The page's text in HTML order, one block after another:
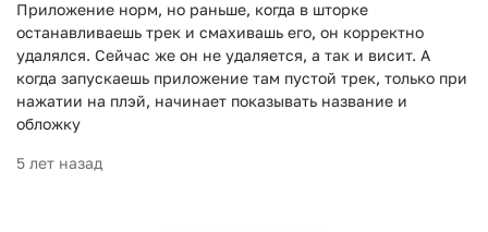
Приложение норм, но раньше, когда в шторке
останавливаешь трек и смахивашь его, он корректно
удалялся. Сейчас же он не удаляется, а так и висит. А
когда запускаешь приложение там пустой трек, только при
нажатии на плэй, начинает показывать название и
обложку
5 лет назад